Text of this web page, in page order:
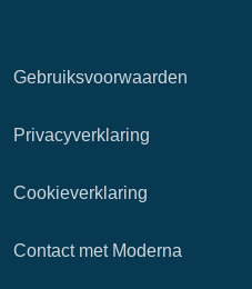
Gebruiksvoorwaarden
Privacyverklaring
Cookieverklaring
Contact met Moderna